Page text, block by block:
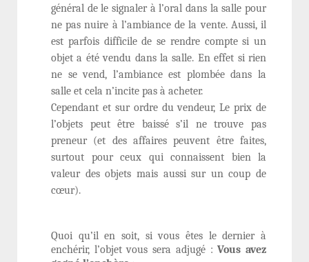
général de le signaler à l’oral dans la salle pour
ne pas nuire à l’ambiance de la vente. Aussi, il
est parfois difficile de se rendre compte si un
objet a été vendu dans la salle. En effet si rien
ne se vend, l’ambiance est plombée dans la
salle et cela n’incite pas à acheter.
Cependant et sur ordre du vendeur, Le prix de
l’objets peut être baissé s’il ne trouve pas
preneur (et des affaires peuvent être faites,
surtout pour ceux qui connaissent bien la
valeur des objets mais aussi sur un coup de
cœur).
Quoi qu’il en soit, si vous êtes le dernier à
enchérir, l’objet vous sera adjugé :Vous avez